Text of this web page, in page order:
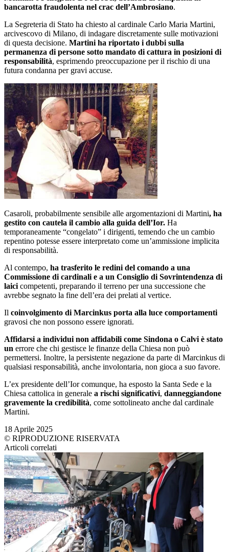
bancarotta fraudolenta nel crac dell’Ambrosiano.
La Segreteria di Stato ha chiesto al cardinale Carlo Maria Martini,
arcivescovo di Milano, di indagare discretamente sulle motivazioni
di questa decisione. Martini ha riportato i dubbi sulla
permanenza di persone sotto mandato di cattura in posizioni di
responsabilità, esprimendo preoccupazione per il rischio di una
futura condanna per gravi accuse.
Casaroli, probabilmente sensibile alle argomentazioni di Martini, ha
gestito con cautela il cambio alla guida dell’Ior. Ha
temporaneamente “congelato” i dirigenti, temendo che un cambio
repentino potesse essere interpretato come un’ammissione implicita
di responsabilità.
Al contempo, ha trasferito le redini del comando a una
Commissione di cardinali e a un Consiglio di Sovrintendenza di
laici competenti, preparando il terreno per una successione che
avrebbe segnato la fine dell’era dei prelati al vertice.
Il coinvolgimento di Marcinkus porta alla luce comportamenti
gravosi che non possono essere ignorati.
Affidarsi a individui non affidabili come Sindona o Calvi è stato
un errore che chi gestisce le finanze della Chiesa non può
permettersi. Inoltre, la persistente negazione da parte di Marcinkus di
qualsiasi responsabilità, anche involontaria, non gioca a suo favore.
L’ex presidente dell’Ior comunque, ha esposto la Santa Sede e la
Chiesa cattolica in generale a rischi significativi, danneggiandone
gravemente la credibilità, come sottolineato anche dal cardinale
Martini.
18 Aprile 2025
© RIPRODUZIONE RISERVATA
Articoli correlati